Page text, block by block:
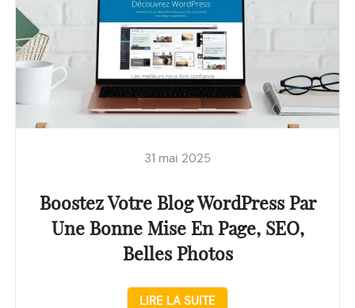
31 mai 2025
Boostez Votre Blog WordPress Par
Une Bonne Mise En Page, SEO,
Belles Photos
LIRE LA SUITE